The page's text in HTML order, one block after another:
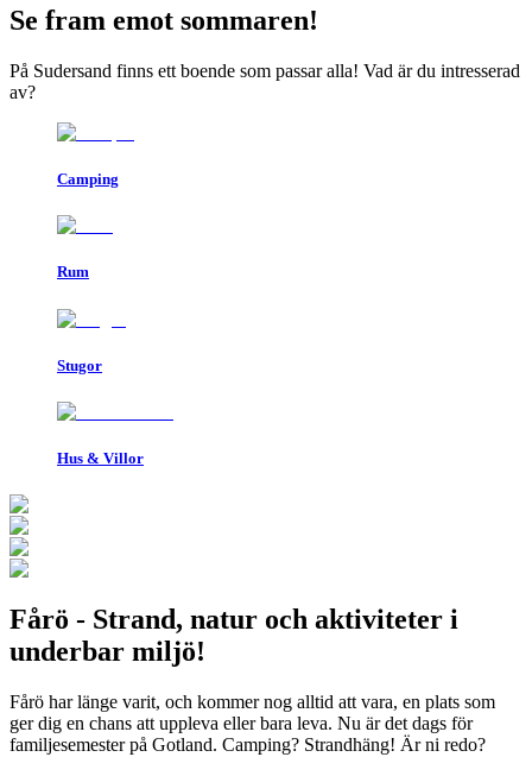
Se fram emot sommaren!
På Sudersand finns ett boende som passar alla! Vad är du intresserad
av?
Camping
Rum
Stugor
Hus & Villor
Fårö - Strand, natur och aktiviteter i
underbar miljö!
Fårö har länge varit, och kommer nog alltid att vara, en plats som
ger dig en chans att uppleva eller bara leva. Nu är det dags för
familjesemester på Gotland. Camping? Strandhäng! Är ni redo?